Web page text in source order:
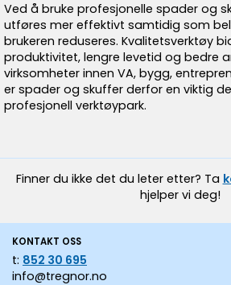
Ved å bruke profesjonelle spader og
utføres mer effektivt samtidig som
brukeren reduseres. Kvalitetsverktøy
produktivitet, lengre levetid og bedre
virksomheter innen VA, bygg,
er spader og skuffer derfor en viktig
profesjonell verktøypark.
Finner du ikke det du leter etter? Ta
hjelper vi deg!
KONTAKT OSS
t: 852 30 695
info@tregnor.no